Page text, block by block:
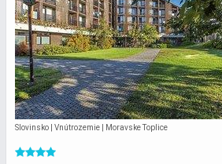
Slovinsko | Vnútrozemie | Moravske Toplice